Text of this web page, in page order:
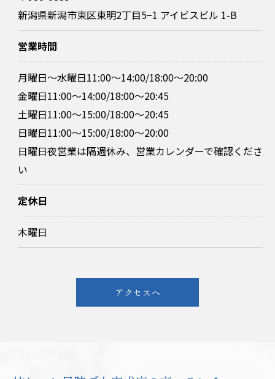
新潟県新潟市東区東明2丁目5−1 アイビスビル 1-B
営業時間
月曜日～水曜日11:00～14:00/18:00～20:00
金曜日11:00〜14:00/18:00〜20:45
土曜日11:00～15:00/18:00～20:45
日曜日11:00〜15:00/18:00〜20:00
日曜日夜営業は隔週休み、営業カレンダーで確認くださ
い
定休日
木曜日
アクセスへ